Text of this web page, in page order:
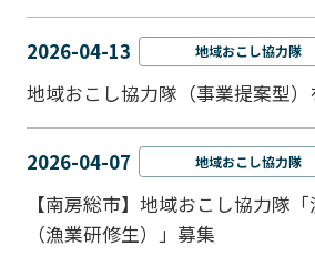
2026-04-13 地域おこし協力隊
地域おこし協力隊（事業提案型）
2026-04-07 地域おこし協力隊
【南房総市】地域おこし協力隊
（漁業研修生）」募集